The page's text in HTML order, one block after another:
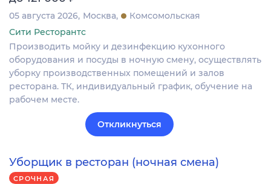
05 августа 2026 Москва
Комсомольская
Сити Ресторантс
Производить мойку и дезинфекцию кухонного
оборудования и посуды в ночную смену, осуществлять
уборку производственных помещений и залов
ресторана. ТК, индивидуальный график, обучение на
рабочем месте.
Откликнуться
Уборщик в ресторан (ночная смена)
СРОЧНАЯ